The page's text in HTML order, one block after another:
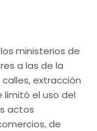
ministerios de
a las de la
extracción
limitó el uso del
actos
de